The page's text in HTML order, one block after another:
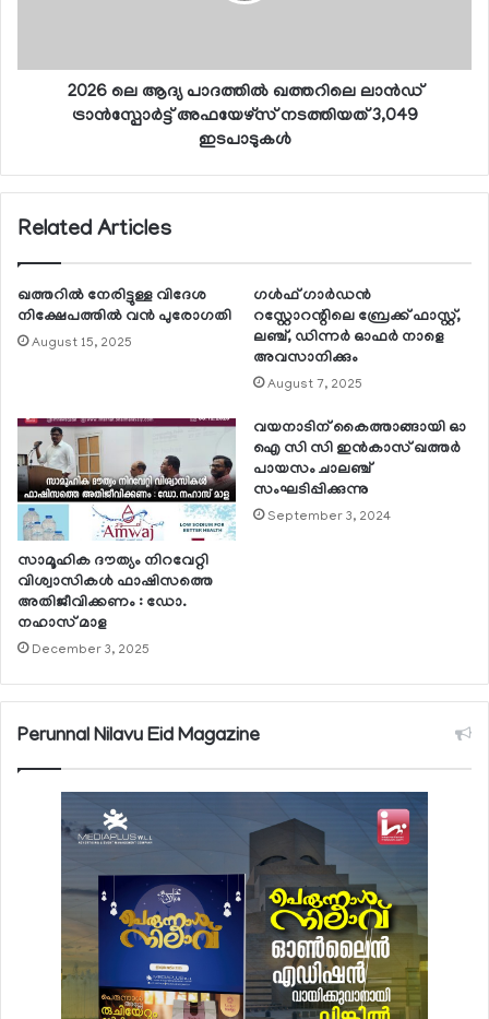
2026 ലെ ആദ്യ പാദത്തില്‍ ഖത്തറിലെ ലാന്‍ഡ്
ട്രാന്‍സ്പോര്‍ട്ട് അഫയേഴ്സ് നടത്തിയത് 3,049
ഇടപാടുകള്‍
Related Articles
ഖത്തറില്‍ നേരിട്ടുള്ള വിദേശ
നിക്ഷേപത്തില്‍ വന്‍ പുരോഗതി
August 15, 2025
ഗള്‍ഫ് ഗാര്‍ഡന്‍
റസ്റ്റോറന്റിലെ ബ്രേക്ക് ഫാസ്റ്റ്,
ലഞ്ച്, ഡിന്നര്‍ ഓഫര്‍ നാളെ
അവസാനിക്കും
August 7, 2025
സാമൂഹിക ദൗത്യം നിറവേറ്റി
വിശ്വാസികൾ ഫാഷിസത്തെ
അതിജീവിക്കണം : ഡോ.
നഹാസ് മാള
December 3, 2025
വയനാടിന് കൈത്താങ്ങായി ഓ
ഐ സി സി ഇന്‍കാസ് ഖത്തര്‍
പായസം ചാലഞ്ച്
സംഘടിപ്പിക്കുന്നു
September 3, 2024
Perunnal Nilavu Eid Magazine